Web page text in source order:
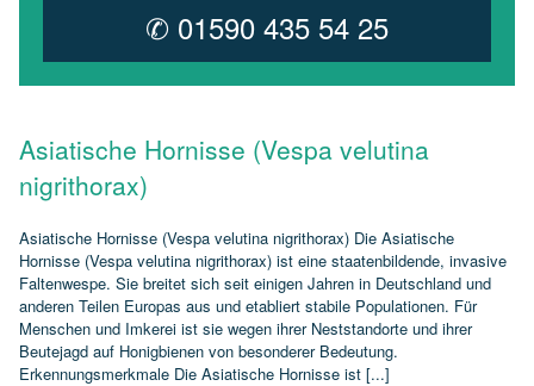
✆ 01590 435 54 25
Asiatische Hornisse (Vespa velutina
nigrithorax)
Asiatische Hornisse (Vespa velutina nigrithorax) Die Asiatische
Hornisse (Vespa velutina nigrithorax) ist eine staatenbildende, invasive
Faltenwespe. Sie breitet sich seit einigen Jahren in Deutschland und
anderen Teilen Europas aus und etabliert stabile Populationen. Für
Menschen und Imkerei ist sie wegen ihrer Neststandorte und ihrer
Beutejagd auf Honigbienen von besonderer Bedeutung.
Erkennungsmerkmale Die Asiatische Hornisse ist [...]